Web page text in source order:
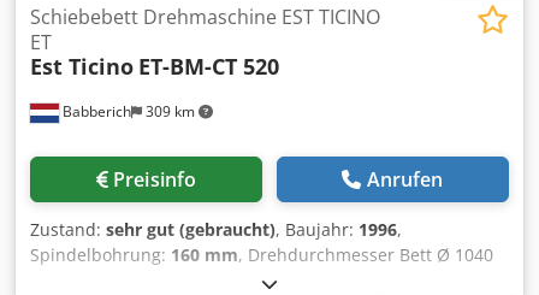
Babberich 309 km
Schiebebett Drehmaschine EST TICINO
ET
Est Ticino ET-BM-CT 520
Preisinfo Anrufen
Zustand: sehr gut (gebraucht), Baujahr: 1996,
Spindelbohrung: 160 mm, Drehdurchmesser Bett Ø 1040
mm Drehdurchmesser Schlitten 710 mm